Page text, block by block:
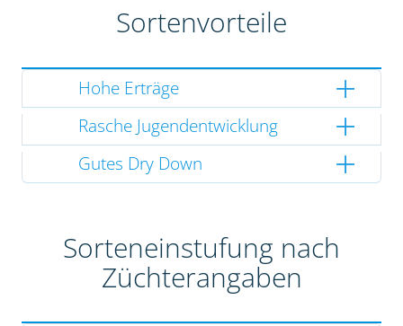
Sortenvorteile
Hohe Erträge
Rasche Jugendentwicklung
Gutes Dry Down
Sorteneinstufung nach
Züchterangaben